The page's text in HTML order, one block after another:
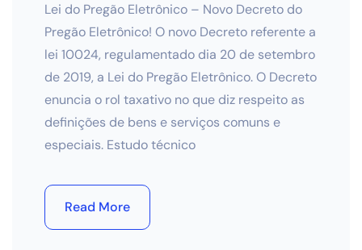
Lei do Pregão Eletrônico – Novo Decreto do
Pregão Eletrônico! O novo Decreto referente a
lei 10024, regulamentado dia 20 de setembro
de 2019, a Lei do Pregão Eletrônico. O Decreto
enuncia o rol taxativo no que diz respeito as
definições de bens e serviços comuns e
especiais. Estudo técnico
Read More